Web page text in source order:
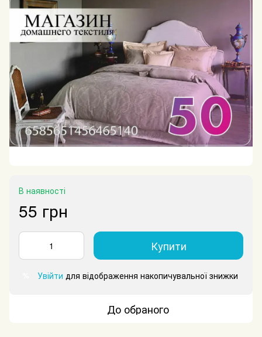
В наявності
55 грн
Купити
Увійти для відображення накопичувальної знижки
До обраного